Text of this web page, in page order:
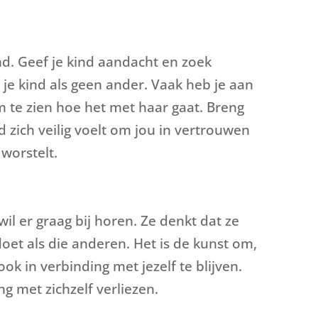
Geef je kind aandacht en zoek
kind als geen ander. Vaak heb je aan
te zien hoe het met haar gaat. Breng
zich veilig voelt om jou in vertrouwen
er graag bij horen. Ze denkt dat ze
als die anderen. Het is de kunst om,
in verbinding met jezelf te blijven.
met zichzelf verliezen.